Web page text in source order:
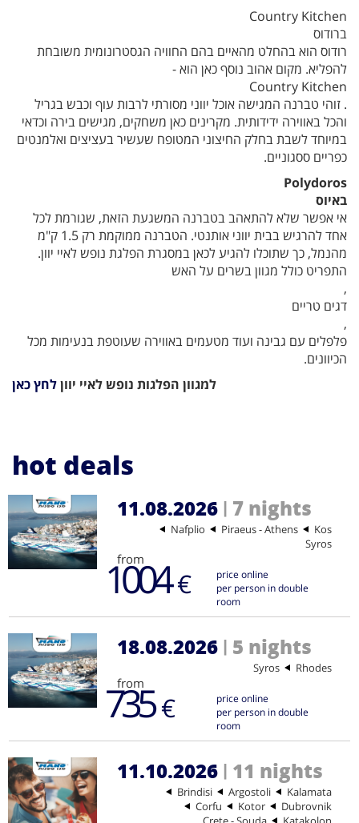
Country Kitchen
ברודוס
רודוס הוא בהחלט מהאיים בהם החוויה הגסטרונומית משובחת
להפליא. מקום אהוב נוסף כאן הוא -
Country Kitchen
. זוהי טברנה המגישה אוכל יווני מסורתי לרבות עוף וכבש בגריל
והכל באווירה ידידותית. מקרינים כאן משחקים, מגישים בירה וכדאי
במיוחד לשבת בחלק החיצוני המטופח שעשיר בעציצים ואלמנטים
כפריים ססגוניים.
Polydoros
באיוס
אי אפשר שלא להתאהב בטברנה המשגעת הזאת, שגורמת לכל
אחד להרגיש בבית יווני אותנטי. הטברנה ממוקמת רק 1.5 ק"מ
מהנמל, כך שתוכלו להגיע לכאן במסגרת הפלגת נופש לאיי יוון.
התפריט כולל מגוון בשרים על האש
,
דגים טריים
,
פלפלים עם גבינה ועוד מטעמים באווירה שעוטפת בנעימות מכל
הכיוונים.
למגוון הפלגות נופש לאיי יווןלחץ כאן
hot deals
11.08.2026 | 7 nights
Kos
Piraeus - Athens
Nafplio
Syros
from
1004€
price online
per person in double
room
18.08.2026 | 5 nights
Rhodes
Syros
from
735€
price online
per person in double
room
11.10.2026 | 11 nights
Kalamata
Argostoli
Brindisi
Dubrovnik
Kotor
Corfu